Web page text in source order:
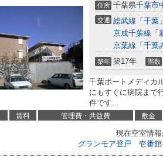
住所 千葉県千葉市
交通 総武線 「 千葉
京成千葉線 「
京葉線 「 千葉
築年 築17年 階数
千葉ポートメディカ
にもすぐに病院まで
件です...
賃料 管理費・共益費 敷金
現在空室情報
グランモア登戸 壱番館